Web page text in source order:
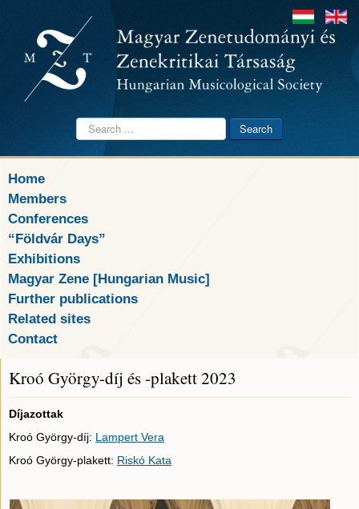
Search
...
Search
Home
Members
Conferences
“Földvár Days”
Exhibitions
Magyar Zene [Hungarian Music]
Further publications
Related sites
Contact
Kroó György-díj és -plakett 2023
Díjazottak
Kroó György-díj: Lampert Vera
Kroó György-plakett: Riskó Kata